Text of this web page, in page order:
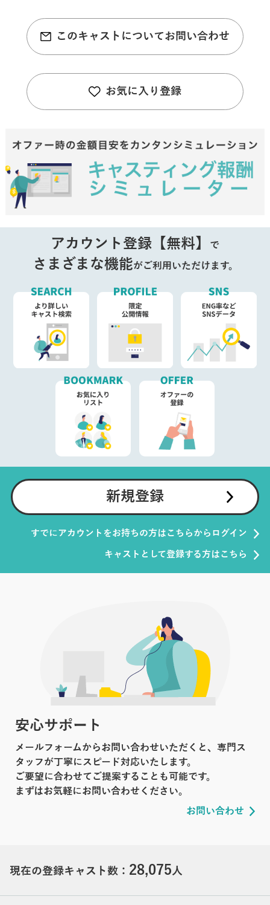
このキャストについてお問い合わせ
お気に入り登録
アカウント登録【無料】 で
さまざまな機能がご利用いただけます。
新規登録
すでにアカウントをお持ちの方はこちらからログイン
キャストとして登録する方はこちら
安心サポート
メールフォームからお問い合わせいただくと、専門ス
タッフが丁寧にスピード対応いたします。
ご要望に合わせてご提案することも可能です。
まずはお気軽にお問い合わせください。
お問い合わせ
現在の登録キャスト数： 28,075人